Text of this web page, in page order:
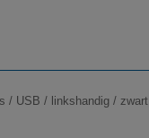
/ USB / linkshandig / zwart